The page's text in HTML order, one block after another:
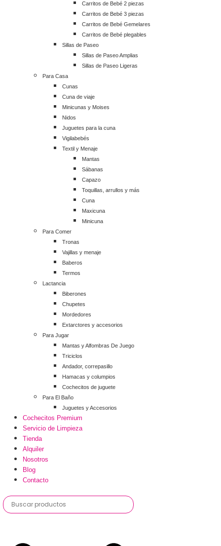
Carritos de Bebé 2 piezas
Carritos de Bebé 3 piezas
Carritos de Bebé Gemelares
Carritos de Bebé plegables
Sillas de Paseo
Sillas de Paseo Amplias
Sillas de Paseo Ligeras
Para Casa
Cunas
Cuna de viaje
Minicunas y Moises
Nidos
Juguetes para la cuna
Vigilabebés
Textil y Menaje
Mantas
Sábanas
Capazo
Toquillas, arrullos y más
Cuna
Maxicuna
Minicuna
Para Comer
Tronas
Vajillas y menaje
Baberos
Termos
Lactancia
Biberones
Chupetes
Mordedores
Extarctores y accesorios
Para Jugar
Mantas y Alfombras De Juego
Triciclos
Andador, correpasillo
Hamacas y columpios
Cochecitos de juguete
Para El Baño
Juguetes y Accesorios
Cochecitos Premium
Servicio de Limpieza
Tienda
Alquiler
Nosotros
Blog
Contacto